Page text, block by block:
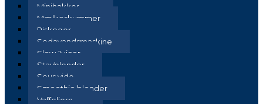
Minihakker
Mælkeskummer
Riskoger
Sodavandsmaskine
Slow Juicer
Stavblender
Sous vide
Smoothie blender
Vaffeljern